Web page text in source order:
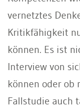
vernetztes
Kritikfähigkeit
können. Es ist
Interview von
können oder ob
Fallstudie auch